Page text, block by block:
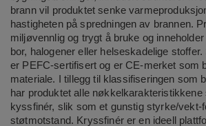
brann vil produktet senke
hastigheten på spredningen av brannen.
miljøvennlig og trygt å bruke og
bor, halogener eller helseskadelige
er PEFC-sertifisert og er CE-merket som
materiale. I tillegg til klassifiseringen som
har produktet alle
kyssfinér, slik som et gunstig styrke/vekt-
støtmotstand. Kryssfinér er en ideell